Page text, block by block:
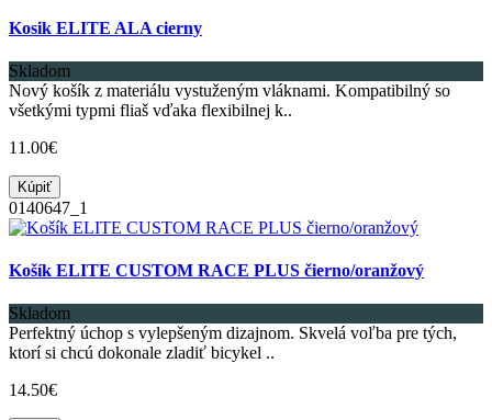
Kosik ELITE ALA cierny
Skladom
Nový košík z materiálu vystuženým vláknami. Kompatibilný so
všetkými typmi fliaš vďaka flexibilnej k..
11.00€
Kúpiť
0140647_1
Košík ELITE CUSTOM RACE PLUS čierno/oranžový
Skladom
Perfektný úchop s vylepšeným dizajnom. Skvelá voľba pre tých,
ktorí si chcú dokonale zladiť bicykel ..
14.50€